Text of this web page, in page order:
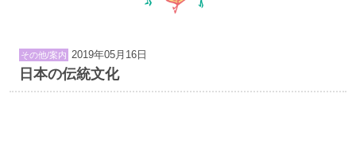
その他/案内 2019年05月16日
日本の伝統文化